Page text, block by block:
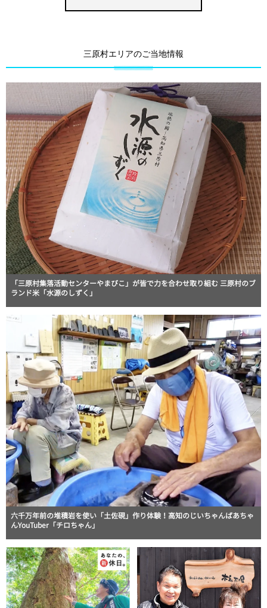
三原村エリアのご当地情報
「三原村集落活動センターやまびこ」が皆で力を合わせ取り組む 三原村のブ
ランド米「水源のしずく」
六千万年前の堆積岩を使い「土佐硯」作り体験！高知のじいちゃんばあちゃ
んYouTuber「チロちゃん」